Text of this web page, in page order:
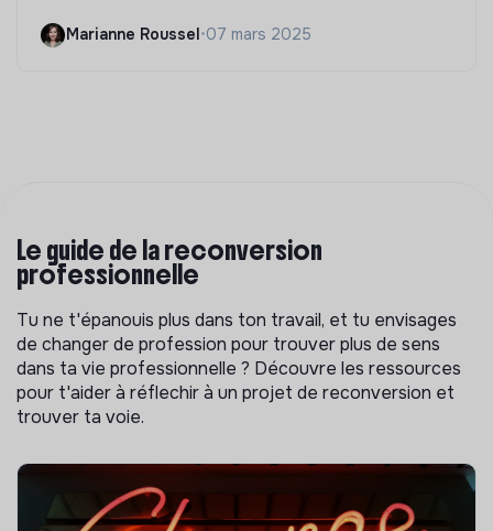
Marianne Roussel •07 mars 2025
Le guide de la reconversion
professionnelle
Tu ne t'épanouis plus dans ton travail, et tu envisages
de changer de profession pour trouver plus de sens
dans ta vie professionnelle ? Découvre les ressources
pour t'aider à réflechir à un projet de reconversion et
trouver ta voie.